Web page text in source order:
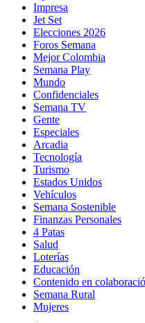
Impresa
Jet Set
Elecciones 2026
Foros Semana
Mejor Colombia
Semana Play
Mundo
Confidenciales
Semana TV
Gente
Especiales
Arcadia
Tecnología
Turismo
Estados Unidos
Vehículos
Semana Sostenible
Finanzas Personales
4 Patas
Salud
Loterías
Educación
Contenido en
Semana Rural
Mujeres